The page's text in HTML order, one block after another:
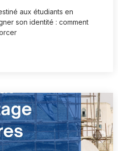
aux étudiants en
son identité : comment